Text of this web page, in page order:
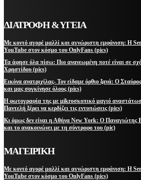
ΔΙΑΤΡΟΦΗ & ΥΓΕΙΑ
Με κοντό αγορέ μαλλί και αγνώριστη εμφάνιση: Η
YouTube στον κόσμο του OnlyFans (pics)
Τα άφησε όλα πίσω: Πιο ανανεωμένη ποτέ είναι σε
Χρηστίδου (pics)
Εικόνα ανατριχίλας- Τον είδαμε όρθιο ξανά: Ο
και μας συγκίνησε όλους (pics)
Η φωτογραφία της με μikroσκοπικό μαγιό
Παντελή ξέρει να κερδίζει τις εντυπώσεις (pics)
Κι όμως δεν είναι η Αθήνα New York: Ο Παναγιώτης
και το ανακοινώνει με τη σύντροφο του (pic)
ΜΑΓΕΙΡΙΚΗ
Με κοντό αγορέ μαλλί και αγνώριστη εμφάνιση: Η
YouTube στον κόσμο του OnlyFans (pics)